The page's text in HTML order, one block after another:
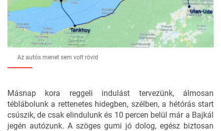
Az autós menet sem volt rövid
Másnap kora reggeli indulást tervezünk, álmosan
téblábolunk a rettenetes hidegben, szélben, a hétórás start
csúszik, de csak elindulunk és 10 percen belül már a Bajkál
jegén autózunk. A szöges gumi jó dolog, egész biztosan